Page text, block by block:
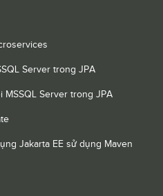
Server trong JPA
MSSQL Server trong JPA
Jakarta EE sử dụng Maven